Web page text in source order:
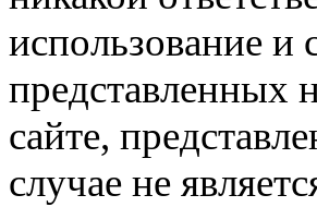
использование
представленных
сайте,
случае не